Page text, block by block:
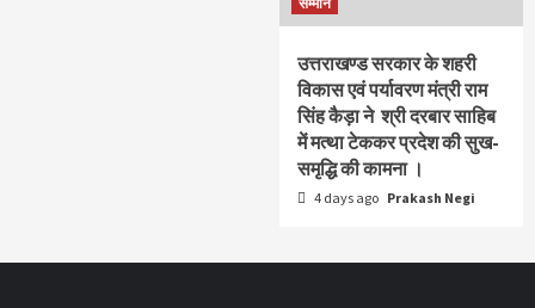
उत्तराखण्ड सरकार के शहरी
विकास एवं पर्यावरण मंत्री राम
सिंह कैड़ा ने श्री दरबार साहिब
में मत्था टेककर प्रदेश की सुख-
समृद्धि की कामना ।
4 days ago Prakash Negi